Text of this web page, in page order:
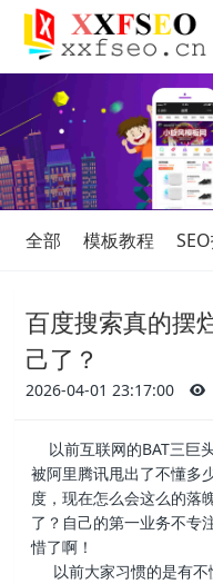
全部 模板教程
百度搜索真的摆
己了？
2026-04-01 23:17:00
以前互联网的BAT三巨
被阿里腾讯甩出了不懂多
度，现在怎么会这么的落
了？自己的第一业务不专
惜了啊！
以前大家习惯的是有不